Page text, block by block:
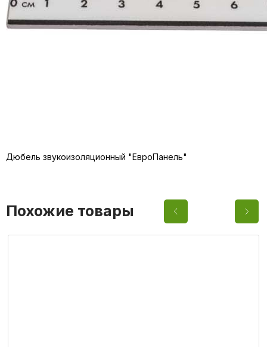
Дюбель звукоизоляционный "ЕвроПанель"
Похожие товары
Остались вопросы?
Напишите нам